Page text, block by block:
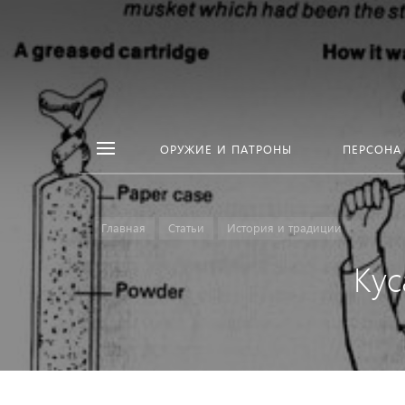
ОРУЖИЕ И ПАТРОНЫ ПЕРСОНА
Главная Статьи История и традиции